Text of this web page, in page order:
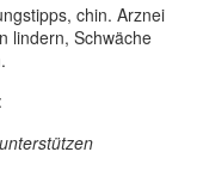
chin. Arznei
lindern, Schwäche